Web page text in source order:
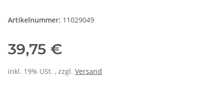
Artikelnummer: 11029049
39,75 €
inkl. 19% USt. , zzgl. Versand